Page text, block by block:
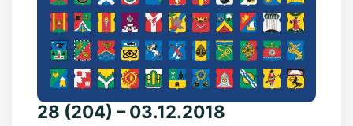
28 (204) – 03.12.2018